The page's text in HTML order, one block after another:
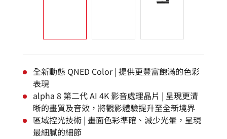
全新動態 QNED Color | 提供更豐富飽滿的色彩
表現
alpha 8 第二代 AI 4K 影音處理晶片 | 呈現更清
晰的畫質及音效，將觀影體驗提升至全新境界
區域控光技術 | 畫面色彩準確、減少光暈，呈現
最細膩的細節